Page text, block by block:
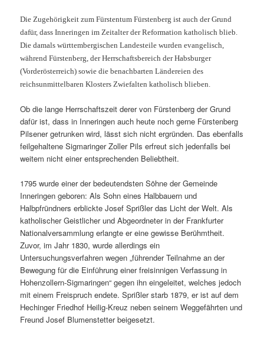
Die Zugehörigkeit zum Fürstentum Fürstenberg ist auch der Grund
dafür, dass Inneringen im Zeitalter der Reformation katholisch blieb.
Die damals württembergischen Landesteile wurden evangelisch,
während Fürstenberg, der Herrschaftsbereich der Habsburger
(Vorderösterreich) sowie die benachbarten Ländereien des
reichsunmittelbaren Klosters Zwiefalten katholisch blieben.
Ob die lange Herrschaftszeit derer von Fürstenberg der Grund
dafür ist, dass in Inneringen auch heute noch gerne Fürstenberg
Pilsener getrunken wird, lässt sich nicht ergründen. Das ebenfalls
feilgehaltene Sigmaringer Zoller Pils erfreut sich jedenfalls bei
weitem nicht einer entsprechenden Beliebtheit.
1795 wurde einer der bedeutendsten Söhne der Gemeinde
Inneringen geboren: Als Sohn eines Halbbauern und
Halbpfründners erblickte Josef Sprißler das Licht der Welt. Als
katholischer Geistlicher und Abgeordneter in der Frankfurter
Nationalversammlung erlangte er eine gewisse Berühmtheit.
Zuvor, im Jahr 1830, wurde allerdings ein
Untersuchungsverfahren wegen „führender Teilnahme an der
Bewegung für die Einführung einer freisinnigen Verfassung in
Hohenzollern-Sigmaringen“ gegen ihn eingeleitet, welches jedoch
mit einem Freispruch endete. Sprißler starb 1879, er ist auf dem
Hechinger Friedhof Heilig-Kreuz neben seinem Weggefährten und
Freund Josef Blumenstetter beigesetzt.